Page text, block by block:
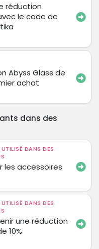
réduction
le code de
Abyss Glass de
achat
dans des
DANS DES
les accessoires
DANS DES
une réduction
10%